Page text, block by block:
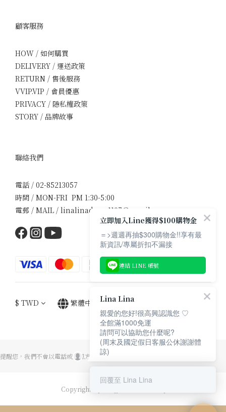
顧客服務
HOW / 如何購買
DELIVERY / 運送政策
RETURN / 售後服務
VVIP.VIP / 會員優惠
PRIVACY / 隱私權政策
STORY / 品牌故事
聯絡我們
電話 / 02-85213057
時間 / MON-FRI PM 1:30-5:00
電郵 / MAIL / linalinadress1107@gmail.com
$ TWD 繁體中文
提醒您，我們不會以電話或簡訊方式通知至ATM操作解除分期付款。
Copyright© [2017][Lina Lina Dress]
立即加入Line獲得$100購物金
＝>週週再抽$300購物金!!享有最
新資訊/專屬折扣不漏接
連結 LINE 帳號
Lina Lina
親愛的您好!很高興認識您 ♡
全館滿1000免運
請問可以協助您什麼呢?
(周末及國定假日客服公休謝謝體
諒)
回覆至 Lina Lina